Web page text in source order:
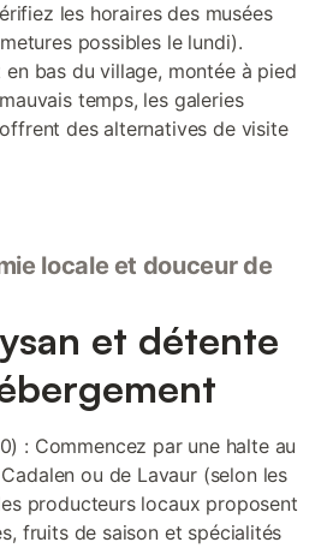
les horaires des musées
possibles le lundi).
bas du village, montée à pied
temps, les galeries
des alternatives de visite
locale et douceur de
et détente
: Commencez par une halte au
ou de Lavaur (selon les
producteurs locaux proposent
fruits de saison et spécialités